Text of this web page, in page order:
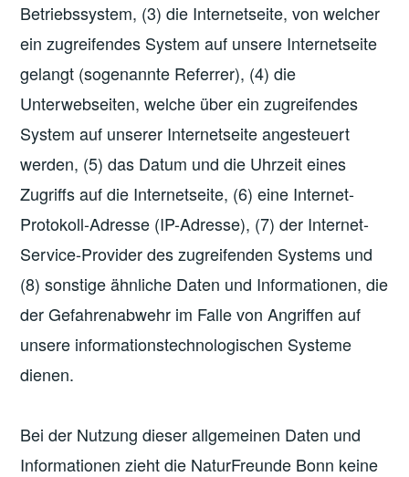
Betriebssystem, (3) die Internetseite, von welcher
ein zugreifendes System auf unsere Internetseite
gelangt (sogenannte Referrer), (4) die
Unterwebseiten, welche über ein zugreifendes
System auf unserer Internetseite angesteuert
werden, (5) das Datum und die Uhrzeit eines
Zugriffs auf die Internetseite, (6) eine Internet-
Protokoll-Adresse (IP-Adresse), (7) der Internet-
Service-Provider des zugreifenden Systems und
(8) sonstige ähnliche Daten und Informationen, die
der Gefahrenabwehr im Falle von Angriffen auf
unsere informationstechnologischen Systeme
dienen.
Bei der Nutzung dieser allgemeinen Daten und
Informationen zieht die NaturFreunde Bonn keine